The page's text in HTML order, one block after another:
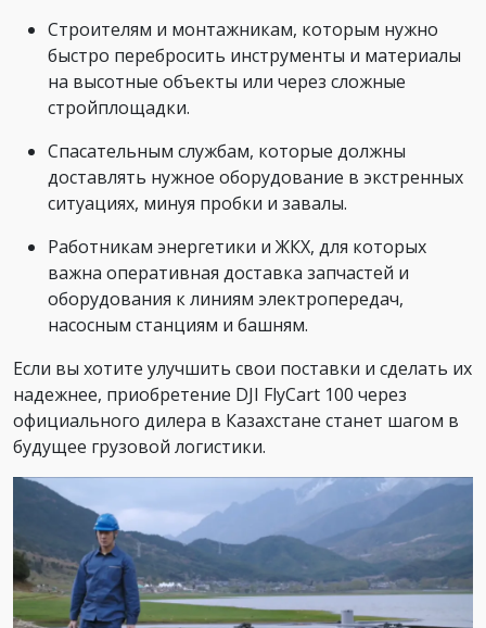
Строителям и монтажникам, которым нужно
быстро перебросить инструменты и материалы
на высотные объекты или через сложные
стройплощадки.
Спасательным службам, которые должны
доставлять нужное оборудование в экстренных
ситуациях, минуя пробки и завалы.
Работникам энергетики и ЖКХ, для которых
важна оперативная доставка запчастей и
оборудования к линиям электропередач,
насосным станциям и башням.
Если вы хотите улучшить свои поставки и сделать их
надежнее, приобретение DJI FlyCart 100 через
официального дилера в Казахстане станет шагом в
будущее грузовой логистики.